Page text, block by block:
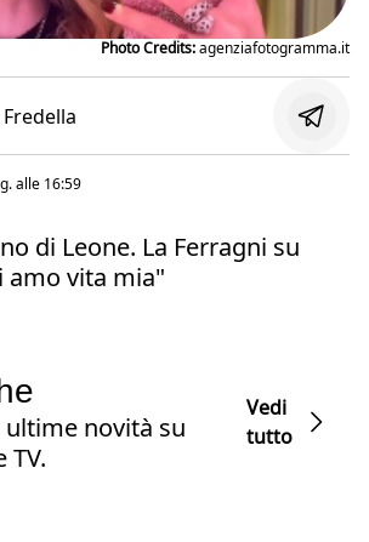
Photo Credits:agenziafotogramma.it
alle 16:59
di Leone. La Ferragni su
amo vita mia"
novità su
TV.
Vedi
tutto